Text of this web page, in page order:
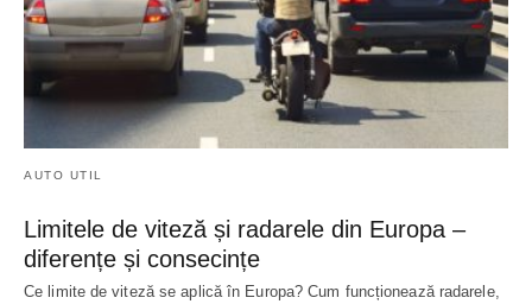
AUTO UTIL
Limitele de viteză și radarele din Europa –
diferențe și consecințe
Ce limite de viteză se aplică în Europa? Cum funcționează radarele,